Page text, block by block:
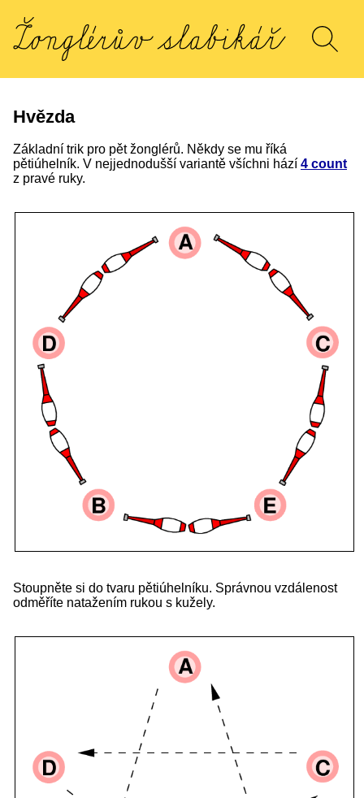
Hvězda
Základní trik pro pět žonglérů. Někdy se mu říká
pětiúhelník. V nejjednodušší variantě všíchni hází 4 count
z pravé ruky.
Stoupněte si do tvaru pětiúhelníku. Správnou vzdálenost
odměříte natažením rukou s kužely.